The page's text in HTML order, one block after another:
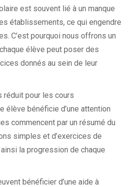
est souvent lié à un manque
établissements, ce qui engendre
C’est pourquoi nous offrons un
élève peut poser des
donnés au sein de leur
réduit pour les cours
élève bénéficie d’une attention
commencent par un résumé du
simples et d’exercices de
la progression de chaque
bénéficier d’une aide à